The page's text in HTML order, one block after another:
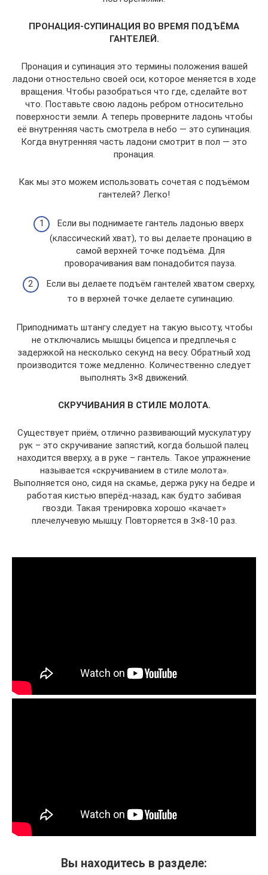
ПРОНАЦИЯ-СУПИНАЦИЯ ВО ВРЕМЯ ПОДЪЁМА
ГАНТЕЛЕЙ.
Пронация и супинация это термины положения вашей
ладони отностельно своей оси, которое меняется в ходе
вращения. Чтобы разобраться что где, сделайте вот
что. Поставьте свою ладонь ребром относительно
поверхности земли. А теперь проверните ладонь чтобы
её внутренняя часть смотрела в небо — это супинация.
Когда внутренняя часть ладони смотрит в пол — это
пронация.
Как мы это можем использовать сочетая с подъёмом
гантелей? Легко!
Если вы поднимаете гантель ладонью вверх
(классический хват), то вы делаете пронацию в
самой верхней точке подъёма. Для
проворачивания вам понадобится пауза.
Если вы делаете подъём гантелей хватом сверху,
то в верхней точке делаете супинацию.
Приподнимать штангу следует на такую высоту, чтобы
не отключались мышцы бицепса и предплечья с
задержкой на несколько секунд на весу. Обратный ход
производится тоже медленно. Количественно следует
выполнять 3×8 движений.
СКРУЧИВАНИЯ В СТИЛЕ МОЛОТА.
Существует приём, отлично развивающий мускулатуру
рук – это скручивание запястий, когда большой палец
находится вверху, а в руке – гантель. Такое упражнение
называется «скручиванием в стиле молота».
Выполняется оно, сидя на скамье, держа руку на бедре и
работая кистью вперёд-назад, как будто забивая
гвозди. Такая тренировка хорошо «качает»
плечелучевую мышцу. Повторяется в 3×8-10 раз.
Вы находитесь в разделе: